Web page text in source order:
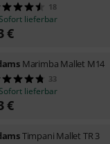
18
Sofort lieferbar
€
Marimba Mallet M14
33
Sofort lieferbar
€
Timpani Mallet TR 3